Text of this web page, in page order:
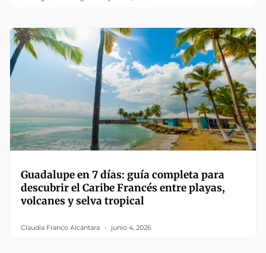
Guadalupe en 7 días: guía completa para
descubrir el Caribe Francés entre playas,
volcanes y selva tropical
Claudia Franco Alcántara junio 4, 2026